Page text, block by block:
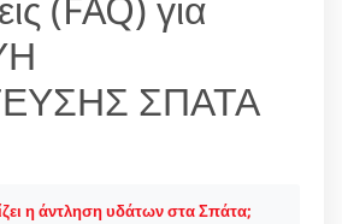
ΣΠΑΤΑ
η άντληση υδάτων στα Σπάτα;